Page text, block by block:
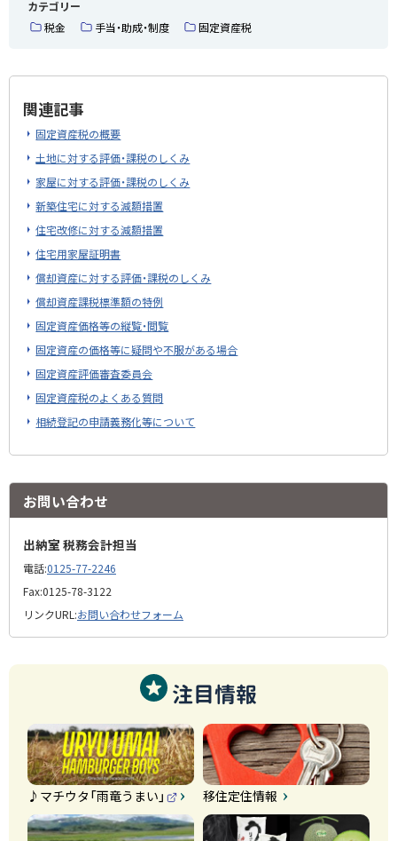
カテゴリー
税金
手当・助成・制度 固定資産税
関連記事
固定資産税の概要
土地に対する評価・課税のしくみ
家屋に対する評価・課税のしくみ
新築住宅に対する減額措置
住宅改修に対する減額措置
住宅用家屋証明書
償却資産に対する評価・課税のしくみ
償却資産課税標準額の特例
固定資産価格等の縦覧・閲覧
固定資産の価格等に疑問や不服がある場合
固定資産評価審査委員会
固定資産税のよくある質問
相続登記の申請義務化等について
お問い合わせ
出納室 税務会計担当
電話:0125-77-2246
Fax:0125-78-3122
リンクURL:お問い合わせフォーム
注目情報
♪マチウタ「雨竜うまい」
外
部
移住定住情報